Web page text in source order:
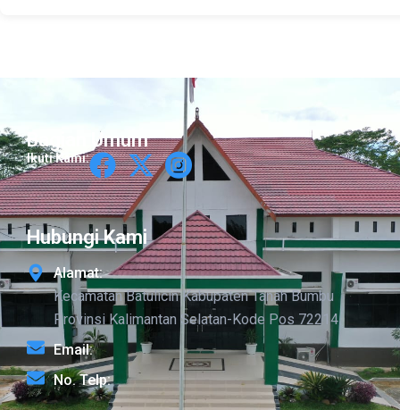
Bagian Umum
Ikuti Kami:
Hubungi Kami
Alamat:
Kecamatan Batulicin Kabupaten Tanah Bumbu
Provinsi Kalimantan Selatan-Kode Pos 72214
Email:
No. Telp: